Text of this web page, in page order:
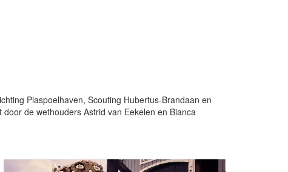
Plaspoelhaven, Scouting Hubertus-Brandaan en
de wethouders Astrid van Eekelen en Bianca